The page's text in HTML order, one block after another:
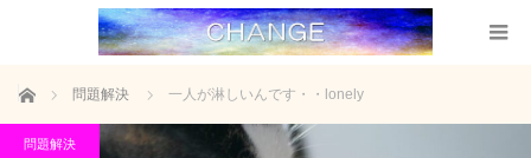
ホーム 問題解決 一人が淋しいんです・・lonely
問題解決